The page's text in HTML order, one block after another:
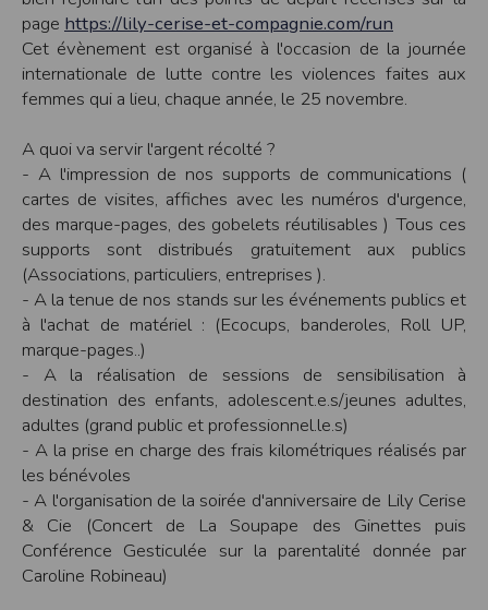
page https://lily-cerise-et-compagnie.com/run
Cet évènement est organisé à l'occasion de la journée
internationale de lutte contre les violences faites aux
femmes qui a lieu, chaque année, le 25 novembre.
A quoi va servir l'argent récolté ?
- A l'impression de nos supports de communications (
cartes de visites, affiches avec les numéros d'urgence,
des marque-pages, des gobelets réutilisables ) Tous ces
supports sont distribués gratuitement aux publics
(Associations, particuliers, entreprises ).
- A la tenue de nos stands sur les événements publics et
à l'achat de matériel : (Ecocups, banderoles, Roll UP,
marque-pages..)
- A la réalisation de sessions de sensibilisation à
destination des enfants, adolescent.e.s/jeunes adultes,
adultes (grand public et professionnel.le.s)
- A la prise en charge des frais kilométriques réalisés par
les bénévoles
- A l'organisation de la soirée d'anniversaire de Lily Cerise
& Cie (Concert de La Soupape des Ginettes puis
Conférence Gesticulée sur la parentalité donnée par
Caroline Robineau)
Modification des conditions d’utilisation
L’EDITEUR se réserve la possibilité de modifier, à tout moment et sans préavis,
les présentes conditions d’utilisation afin de les adapter aux évolutions du site
et/ou de son exploitation.
Règles d'usage d'Internet
notamment reconnaît que :
L’EDITEUR n’assume aucune responsabilité sur les services accessibles par
Internet et n’exerce aucun contrôle de quelque forme que ce soit sur la nature et
les caractéristiques des données qui pourraient transiter par l’intermédiaire de
son centre serveur.
L’utilisateur reconnaît que les données circulant sur Internet ne sont pas
protégées notamment contre les détournements éventuels. La communication de
toute information jugée par l’utilisateur de nature sensible ou confidentielle se
fait à ses risques et périls.
L’utilisateur reconnaît que les données circulant sur Internet peuvent être
réglementées en termes d’usage ou être protégées par un droit de propriété.
L’utilisateur est seul responsable de l’usage des données qu’il consulte, interroge
et transfère sur Internet.
L’utilisateur reconnaît que l’EDITEUR ne dispose d’aucun moyen de contrôle sur
le contenu des services accessibles sur Internet
L'éditeur informe que les utilisateurs du site internet www.timepulse.run
peuvent recevoir des offres des partenaires de l'éditeur
L'éditeur informe que les utilisateurs du site internet www.timepulse.run
peuvent recevoir des offres les invitant à participer à des épreuves inscrites au
calendrier du site.
Sécurisation des données
Les données sont hébergées par l'hébergeur suivant
:https://www.ovh.com/fr/protection-donnees-personnelles/gdpr.xml
Toutes les communications entre votre navigateur et nos serveurs utilisent le
protocole HTTPS qui crypte les données avant qu’elles ne transitent sur le